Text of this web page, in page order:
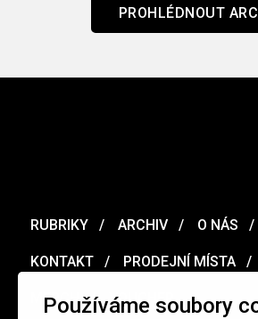
Používáme soubory
PROHLÉDNOUT
RUBRIKY ARCHIV O NÁS
KONTAKT PRODEJNÍ MÍSTA
MERCH VOUCHER